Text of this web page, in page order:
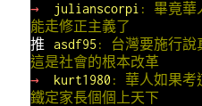
→
julianscorpi : 畢竟華
能走修正主義了
推
asdf95 : 台灣要施行說
這是社會的根本改革
→
kurt1980 : 華人如果考
鐵定家長個個上天下